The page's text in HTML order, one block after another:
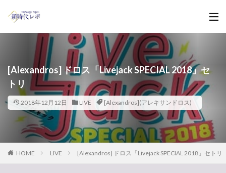
[Alexandros] ドロス「Livejack SPECIAL 2018」セ
トリ
2018年12月12日 LIVE [Alexandros](アレキサンドロス)
HOME LIVE [Alexandros] ドロス「Livejack SPECIAL 2018」セトリ